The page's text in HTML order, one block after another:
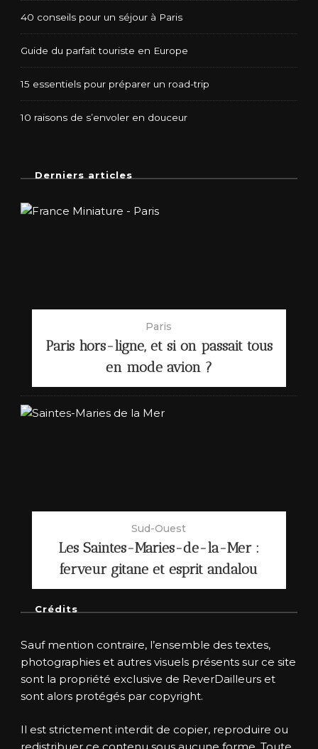
40 conseils pour un séjour à Paris
Guide du parfait touriste en Europe
15 essentiels pour préparer un road-trip
10 raisons de s’envoler en douceur
Derniers articles
Paris
Paris hors-ligne, et si on passait tous
en mode avion ?
Sud-Ouest
Les Saintes-Maries-de-la-Mer :
ferveur gitane et esprit andalou
Crédits
Sauf mention contraire, l’ensemble des textes,
photographies et autres visuels présents sur ce site
sont la propriété exclusive de ReverDailleurs et
sont alors protégés par copyright.
Il est strictement interdit de copier, reproduire ou
redistribuer ce contenu sous aucune forme. Toute